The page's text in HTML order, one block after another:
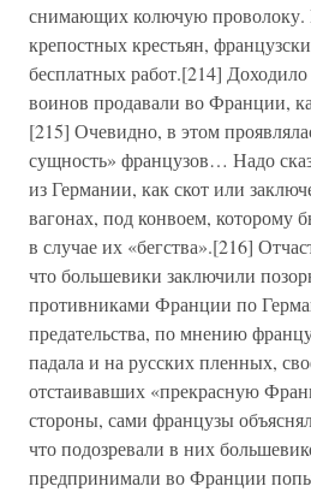
снимающих колючую проволоку.
крепостных крестьян,
бесплатных работ.[214] Доходило
воинов продавали во Франции,
[215] Очевидно, в этом
сущность» французов… Надо
из Германии, как скот или
вагонах, под конвоем, которому
в случае их «бегства».[216]
что большевики заключили
противниками Франции по
предательства, по мнению
падала и на русских пленных,
отстаивавших «прекрасную
стороны, сами французы
что подозревали в них
предпринимали во Франции